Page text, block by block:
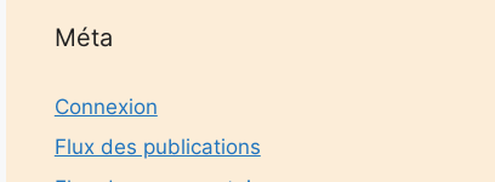
Méta
Connexion
Flux des publications